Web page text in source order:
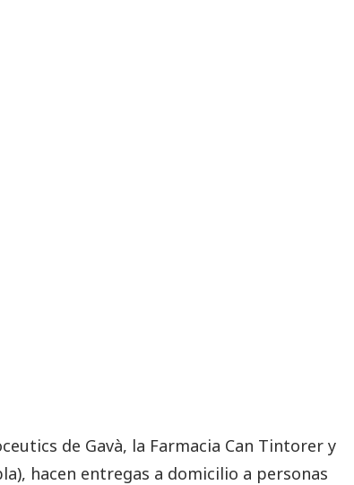
de Gavà, la Farmacia Can Tintorer y
hacen entregas a domicilio a personas